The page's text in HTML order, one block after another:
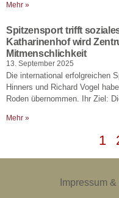
Mehr »
Spitzensport trifft
Katharinenhof wird
Mitmenschlichkeit
13. September 2025
Die international erfolgreichen
Hinners und Richard Vogel
Roden übernommen. Ihr Ziel:
Mehr »
1
Impressum